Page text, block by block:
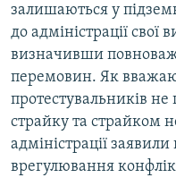
залишаються у
до адміністрації свої
визначивши
перемовин. Як
протестувальників
страйку та страйком
адміністрації заявили
врегулювання